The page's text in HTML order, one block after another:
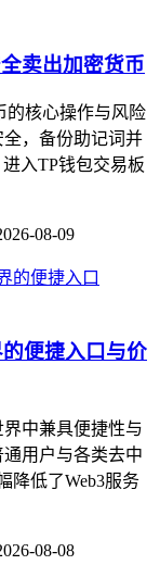
卖出加密货币
的核心操作与风险
，备份助记词并
入TP钱包交易板
08-09
便捷入口与价
中兼具便捷性与
用户与各类去中
降低了Web3服务
08-08